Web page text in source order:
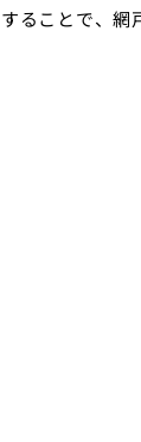
ることで、